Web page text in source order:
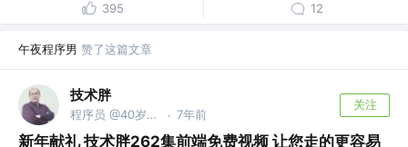
395 12
午夜程序男 赞了这篇文章
技术胖
程序员 @40岁去当保安了 · 7年前
关注
新年献礼 技术胖262集前端免费视频 让您走的更容易